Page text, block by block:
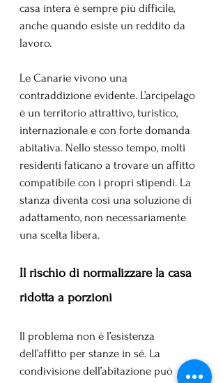
casa intera è sempre più difficile,
anche quando esiste un reddito da
lavoro.
Le Canarie vivono una
contraddizione evidente. L’arcipelago
è un territorio attrattivo, turistico,
internazionale e con forte domanda
abitativa. Nello stesso tempo, molti
residenti faticano a trovare un affitto
compatibile con i propri stipendi. La
stanza diventa così una soluzione di
adattamento, non necessariamente
una scelta libera.
Il rischio di normalizzare la casa
ridotta a porzioni
Il problema non è l’esistenza
dell’affitto per stanze in sé. La
condivisione dell’abitazione può